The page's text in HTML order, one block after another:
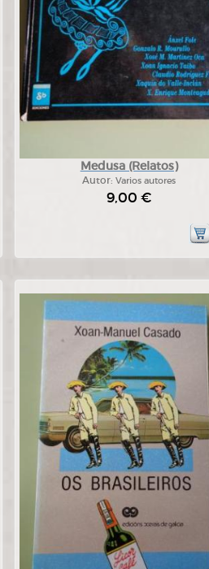
Medusa (Relatos)
Autor:Varios autores
9,00 €